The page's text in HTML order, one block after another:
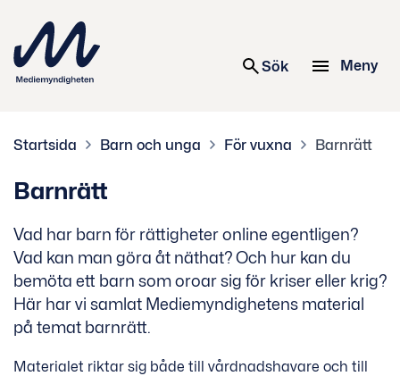
Sök Meny
Startsida Barn och unga För vuxna Barnrätt
Barnrätt
Vad har barn för rättigheter online egentligen?
Vad kan man göra åt näthat? Och hur kan du
bemöta ett barn som oroar sig för kriser eller krig?
Här har vi samlat Mediemyndighetens material
på temat barnrätt.
Materialet riktar sig både till vårdnadshavare och till